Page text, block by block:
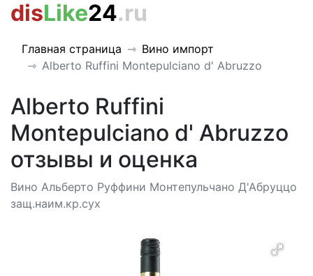
disLike24.ru
Главная страница
Вино импорт
Alberto Ruffini Montepulciano d' Abruzzo
Alberto Ruffini
Montepulciano d' Abruzzo
отзывы и оценка
Вино Альберто Руффини Монтепульчано Д'Абруццо
защ.наим.кр.сух